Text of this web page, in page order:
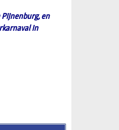
Pijnenburg, en
in